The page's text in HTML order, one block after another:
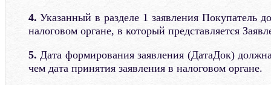
4. Указанный в разделе 1 заявления Покупатель
налоговом органе, в который представляется
5. Дата формирования заявления (ДатаДок)
чем дата принятия заявления в налоговом органе.